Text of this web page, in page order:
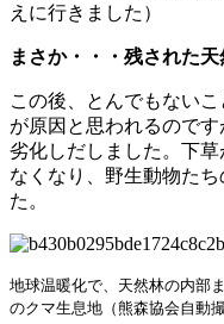
えに行きました）
まさか・・・残された
この後、とんでもない
が原因と思われるので
劣化しだしました。下
なくなり、野生動物た
た。
地球温暖化で、天然林の内部
のクマ生息地（熊森協会自動